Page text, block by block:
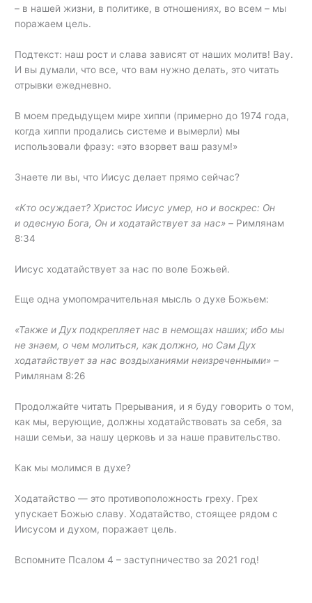
– в нашей жизни, в политике, в отношениях, во всем – мы
поражаем цель.
Подтекст: наш рост и слава зависят от наших молитв! Вау.
И вы думали, что все, что вам нужно делать, это читать
отрывки ежедневно.
В моем предыдущем мире хиппи (примерно до 1974 года,
когда хиппи продались системе и вымерли) мы
использовали фразу: «это взорвет ваш разум!»
Знаете ли вы, что Иисус делает прямо сейчас?
«Кто осуждает? Христос Иисус умер, но и воскрес: Он
и одесную Бога, Он и ходатайствует за нас» – Римлянам
8:34
Иисус ходатайствует за нас по воле Божьей.
Еще одна умопомрачительная мысль о духе Божьем:
«Также и Дух подкрепляет нас в немощах наших; ибо мы
не знаем, о чем молиться, как должно, но Сам Дух
ходатайствует за нас воздыханиями неизреченными» –
Римлянам 8:26
Продолжайте читать Прерывания, и я буду говорить о том,
как мы, верующие, должны ходатайствовать за себя, за
наши семьи, за нашу церковь и за наше правительство.
Как мы молимся в духе?
Ходатайство — это противоположность греху. Грех
упускает Божью славу. Ходатайство, стоящее рядом с
Иисусом и духом, поражает цель.
Вспомните Псалом 4 – заступничество за 2021 год!